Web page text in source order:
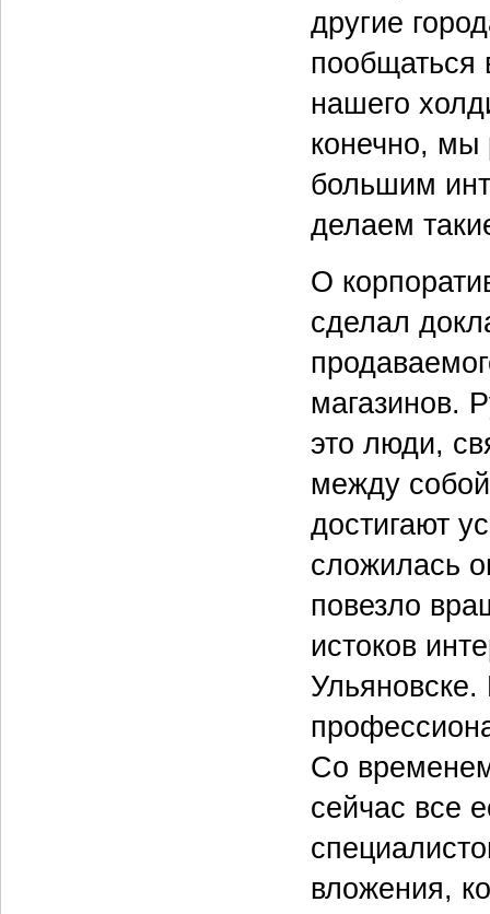
другие
пообщаться
нашего
конечно, мы
большим
делаем
О
сделал
магазинов.
это люди,
между
достигают
сложилась
повезло
истоков
Со
сейчас все
вложения,